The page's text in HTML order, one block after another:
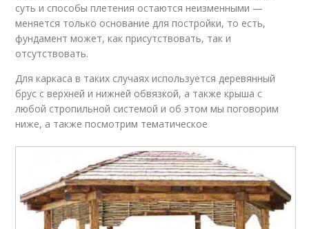
суть и способы плетения остаются неизменными —
меняется только основание для постройки, то есть,
фундамент может, как присутствовать, так и
отсутствовать.
Для каркаса в таких случаях используется деревянный
брус с верхней и нижней обвязкой, а также крыша с
любой стропильной системой и об этом мы поговорим
ниже, а также посмотрим тематическое